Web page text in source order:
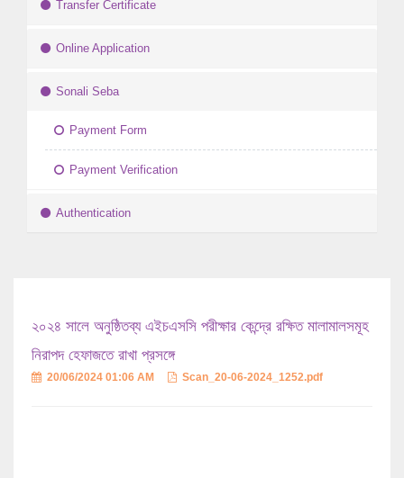
Transfer Certificate
Online Application
Sonali Seba
Payment Form
Payment Verification
Authentication
২০২৪ সালে অনুষ্ঠিতব্য এইচএসসি পরীক্ষার কেন্দ্রে রক্ষিত মালামালসমূহ
নিরাপদ হেফাজতে রাখা প্রসঙ্গে
20/06/2024 01:06 AM Scan_20-06-2024_1252.pdf